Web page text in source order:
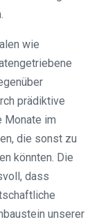
wie
prädiktive
Monate im
die sonst zu
könnten. Die
dass
unserer